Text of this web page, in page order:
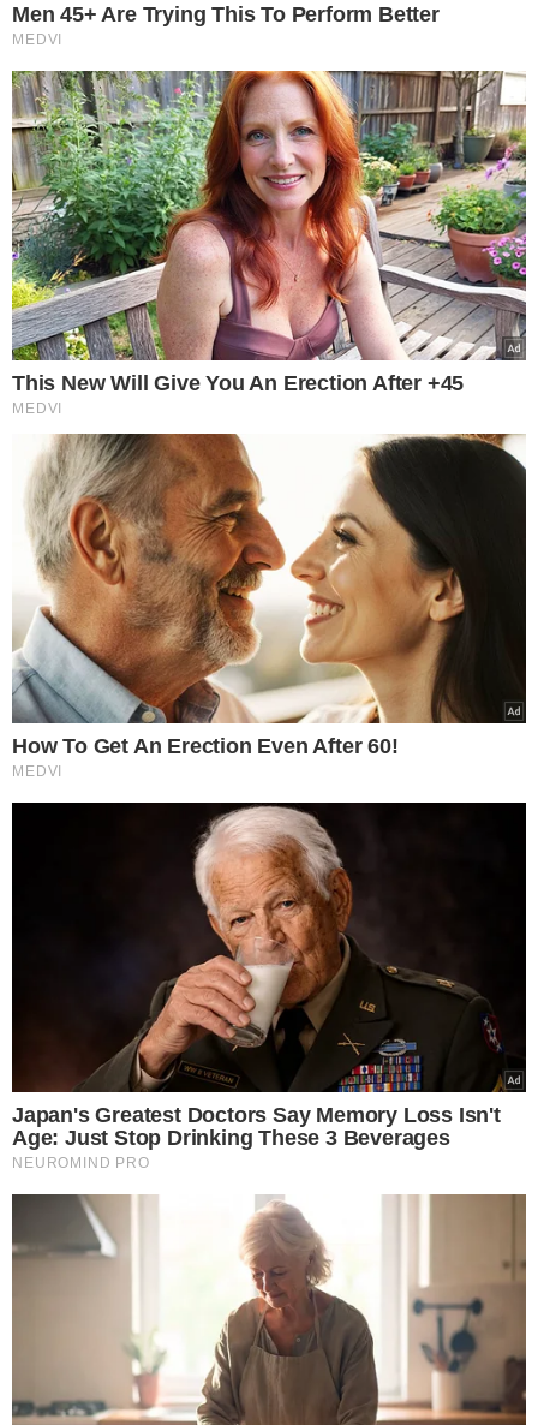
Taiwan; vídeos!
ALERTA DE TSUNAMI
Terremoto atinge Taiwan e
efeito pode causar tsunamis
no Japão e nas Filipinas
TÓPICOS
TERREMOTO JAPÃO
VER COMENTÁRIOS
VEJA TAMBÉM
APP DE CONVERSAS
WhatsApp deixará de
funcionar em Androids
será afetado
VEJA MAIS NOTÍCIAS